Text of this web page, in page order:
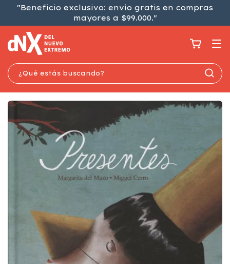
"Beneficio exclusivo: envío gratis en compras
mayores a $99.000."